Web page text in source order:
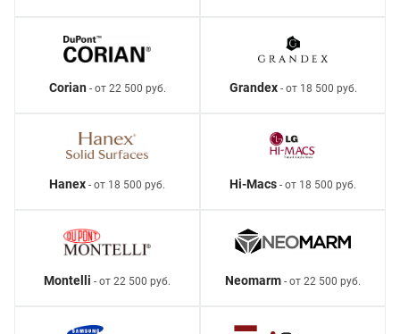
Corian- от 22 500 руб. Grandex- от 18 500 руб.
Hanex - от 18 500 руб. Hi-Macs - от 18 500 руб.
Montelli - от 22 500 руб. Neomarm - от 22 500 руб.